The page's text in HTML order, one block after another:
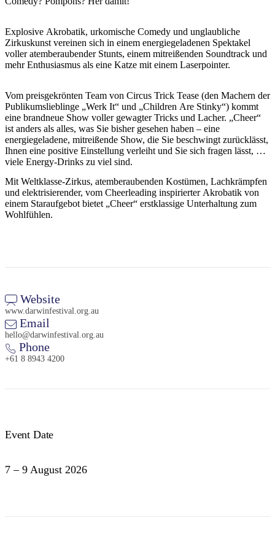
Explosive Akrobatik, urkomische Comedy und unglaubliche
Zirkuskunst vereinen sich in einem energiegeladenen Spektakel
voller atemberaubender Stunts, einem mitreißenden Soundtrack und
mehr Enthusiasmus als eine Katze mit einem Laserpointer.
Vom preisgekrönten Team von Circus Trick Tease (den Machern der
Publikumslieblinge „Werk It“ und „Children Are Stinky“) kommt
eine brandneue Show voller gewagter Tricks und Lacher. „Cheer“
ist anders als alles, was Sie bisher gesehen haben – eine
energiegeladene, mitreißende Show, die Sie beschwingt zurücklässt,
Ihnen eine positive Einstellung verleiht und Sie sich fragen lässt, wie
viele Energy-Drinks zu viel sind.
Mit Weltklasse-Zirkus, atemberaubenden Kostümen, Lachkrämpfen
und elektrisierender, vom Cheerleading inspirierter Akrobatik von
einem Staraufgebot bietet „Cheer“ erstklassige Unterhaltung zum
Wohlfühlen.
Website
www.darwinfestival.org.au
Email
hello@darwinfestival.org.au
Phone
+61 8 8943 4200
Event Date
7 – 9 August 2026